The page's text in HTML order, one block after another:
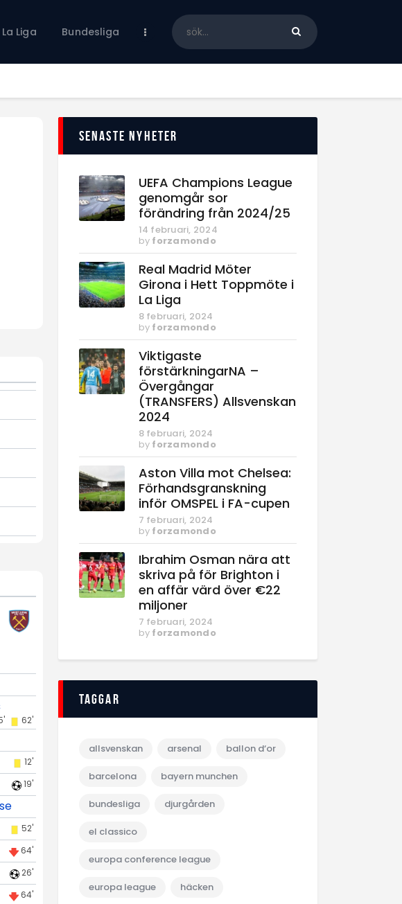
La Liga Bundesliga
62'
12'
19'
52'
64'
26'
64'
Senaste nyheter
UEFA Champions League
genomgår sor
förändring från 2024/25
14 februari, 2024
by forzamondo
Real Madrid Möter
Girona i Hett Toppmöte i
La Liga
8 februari, 2024
by forzamondo
Viktigaste
förstärkningarNA –
Övergångar
(TRANSFERS) Allsvenskan
2024
8 februari, 2024
by forzamondo
Aston Villa mot Chelsea:
Förhandsgranskning
inför OMSPEL i FA-cupen
7 februari, 2024
by forzamondo
Ibrahim Osman nära att
skriva på för Brighton i
en affär värd över €22
miljoner
7 februari, 2024
by forzamondo
Taggar
allsvenskan arsenal ballon d‘or
barcelona bayern munchen
bundesliga djurgården
el classico
europa conference league
europa league häcken